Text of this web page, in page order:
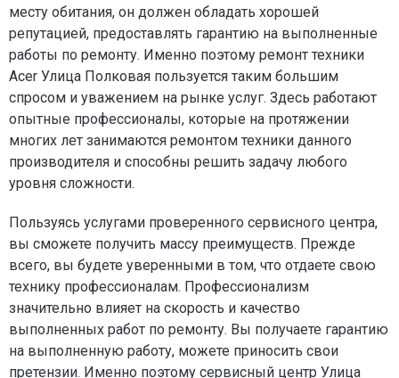
месту обитания, он должен обладать хорошей
репутацией, предоставлять гарантию на выполненные
работы по ремонту. Именно поэтому ремонт техники
Acer Улица Полковая пользуется таким большим
спросом и уважением на рынке услуг. Здесь работают
опытные профессионалы, которые на протяжении
многих лет занимаются ремонтом техники данного
производителя и способны решить задачу любого
уровня сложности.
Пользуясь услугами проверенного сервисного центра,
вы сможете получить массу преимуществ. Прежде
всего, вы будете уверенными в том, что отдаете свою
технику профессионалам. Профессионализм
значительно влияет на скорость и качество
выполненных работ по ремонту. Вы получаете гарантию
на выполненную работу, можете приносить свои
претензии. Именно поэтому сервисный центр Улица